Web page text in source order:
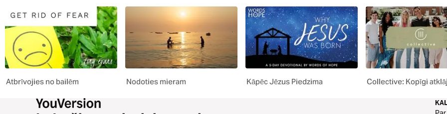
Atbrīvojies no bailēm Nodoties mieram Kāpēc Jēzus Piedzima Collective: Kopīgi